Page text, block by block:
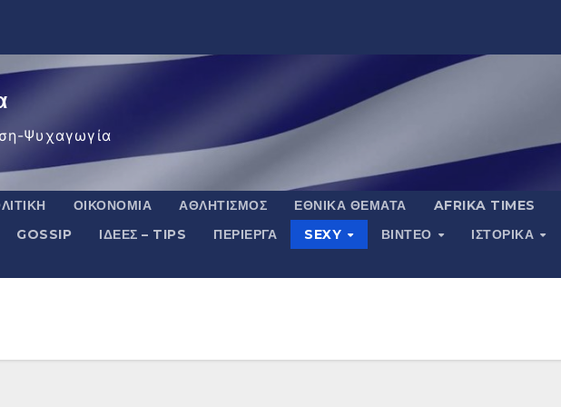
Ψυχαγωγία
ΟΙΚΟΝΟΜΊΑ ΑΘΛΗΤΙΣΜΌΣ ΕΘΝΙΚΆ ΘΈΜΑΤΑ AFRIKA TIMES
GOSSIP ΙΔΈΕΣ – TIPS ΠΕΡΊΕΡΓΑ SEXY ΒΙΝΤΕΟ
ΙΣΤΟΡΙΚΆ